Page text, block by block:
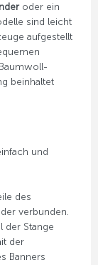
oder ein
sind leicht
aufgestellt
beinhaltet
und
des
verbunden.
der Stange
der
Banners